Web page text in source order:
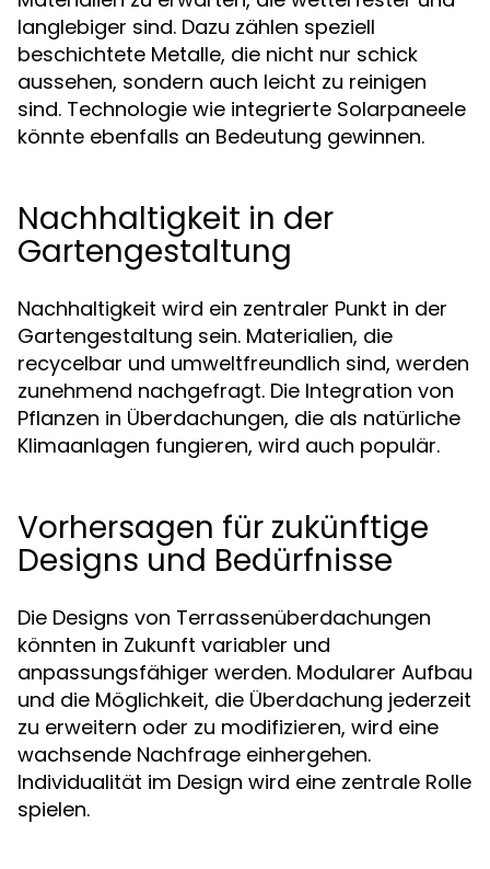
langlebiger sind. Dazu zählen speziell
beschichtete Metalle, die nicht nur schick
aussehen, sondern auch leicht zu reinigen
sind. Technologie wie integrierte Solarpaneele
könnte ebenfalls an Bedeutung gewinnen.
Nachhaltigkeit in der
Gartengestaltung
Nachhaltigkeit wird ein zentraler Punkt in der
Gartengestaltung sein. Materialien, die
recycelbar und umweltfreundlich sind, werden
zunehmend nachgefragt. Die Integration von
Pflanzen in Überdachungen, die als natürliche
Klimaanlagen fungieren, wird auch populär.
Vorhersagen für zukünftige
Designs und Bedürfnisse
Die Designs von Terrassenüberdachungen
könnten in Zukunft variabler und
anpassungsfähiger werden. Modularer Aufbau
und die Möglichkeit, die Überdachung jederzeit
zu erweitern oder zu modifizieren, wird eine
wachsende Nachfrage einhergehen.
Individualität im Design wird eine zentrale Rolle
spielen.